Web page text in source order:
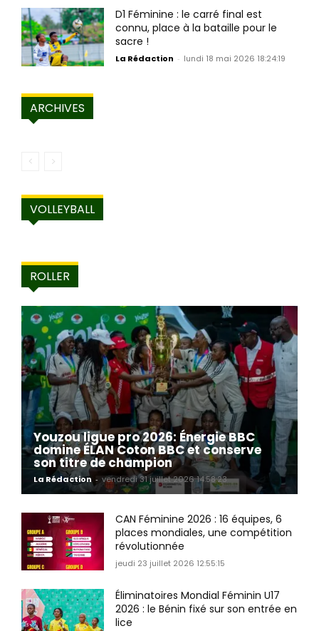
D1 Féminine : le carré final est
connu, place à la bataille pour le
sacre !
La Rédaction - lundi 18 mai 2026 18:24:19
ARCHIVES
VOLLEYBALL
ROLLER
Youzou ligue pro 2026: Énergie BBC
domine ÉLAN Coton BBC et conserve
son titre de champion
La Rédaction - vendredi 31 juillet 2026 14:58:23
CAN Féminine 2026 : 16 équipes, 6
places mondiales, une compétition
révolutionnée
jeudi 23 juillet 2026 12:55:15
Éliminatoires Mondial Féminin U17
2026 : le Bénin fixé sur son entrée en
lice